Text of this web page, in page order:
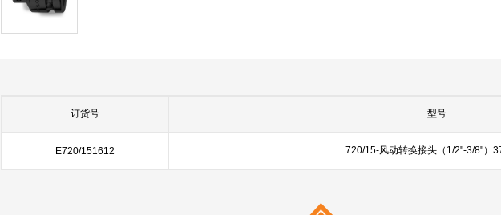
订货号 型号
E720/151612 720/15-风动转换接头（1/2"-3/8"）